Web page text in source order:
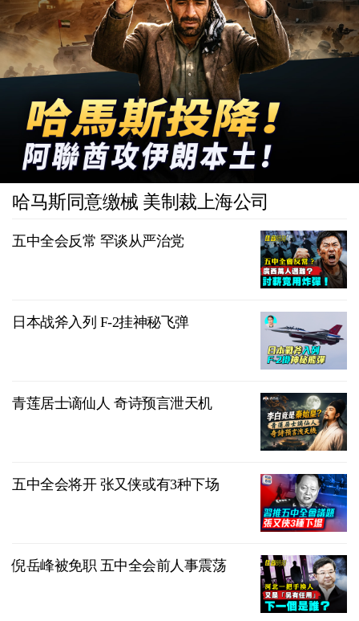
哈马斯同意缴械 美制裁上海公司
五中全会反常 罕谈从严治党
日本战斧入列 F-2挂神秘飞弹
青莲居士谪仙人 奇诗预言泄天机
五中全会将开 张又侠或有3种下场
倪岳峰被免职 五中全会前人事震荡